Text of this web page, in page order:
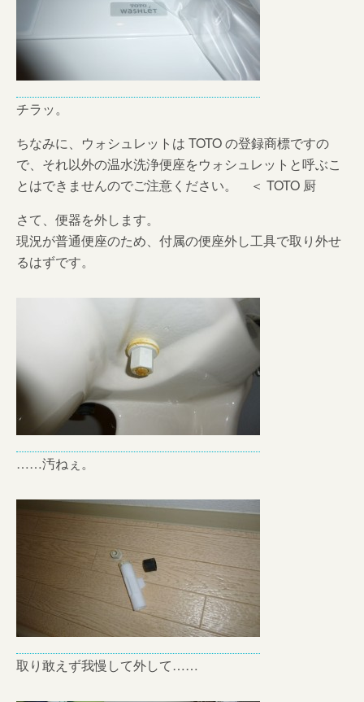
チラッ。
ちなみに、ウォシュレットは TOTO の登録商標ですの
で、それ以外の温水洗浄便座をウォシュレットと呼ぶこ
とはできませんのでご注意ください。 ＜ TOTO 厨
さて、便器を外します。
現況が普通便座のため、付属の便座外し工具で取り外せ
るはずです。
……汚ねぇ。
取り敢えず我慢して外して……